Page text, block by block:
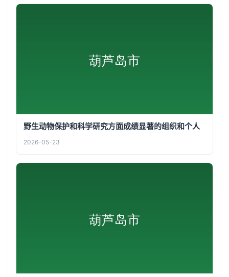
野生动物保护和科学研究方面成绩显著的组织和个人
2026-05-23